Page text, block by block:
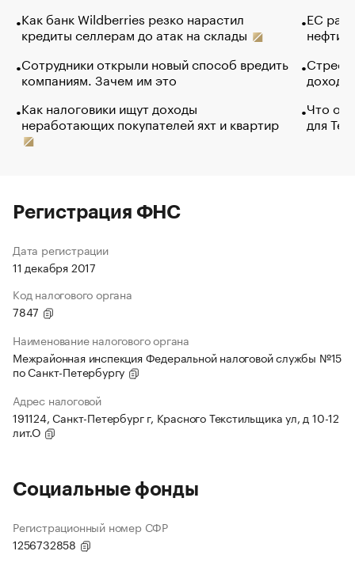
Как банк Wildberries резко нарастил
кредиты селлерам до атак на склады
Сотрудники открыли новый способ вредить
компаниям. Зачем им это
Как налоговики ищут доходы
неработающих покупателей яхт и квартир
ЕС
нефти
Что
для
Регистрация ФНС
Дата регистрации
11 декабря 2017
Код налогового органа
7847
Наименование налогового органа
Межрайонная инспекция Федеральной налоговой службы №15
по Санкт-Петербургу
Адрес налоговой
191124, Санкт-Петербург г, Красного Текстильщика ул, д 10-12
лит.О
Социальные фонды
Регистрационный номер СФР
1256732858